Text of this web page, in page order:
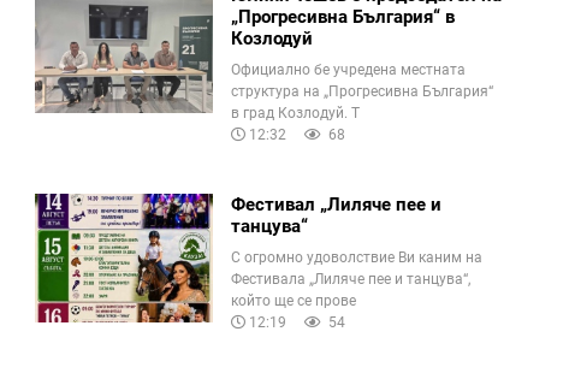
„Прогресивна България“ в
Козлодуй
Официално бе учредена местната
структура на „Прогресивна България“
в град Козлодуй. Т
12:32
68
Фестивал „Лиляче пее и
танцува“
С огромно удоволствие Ви каним на
Фестивала „Лиляче пее и танцува“,
който ще се прове
12:19
54